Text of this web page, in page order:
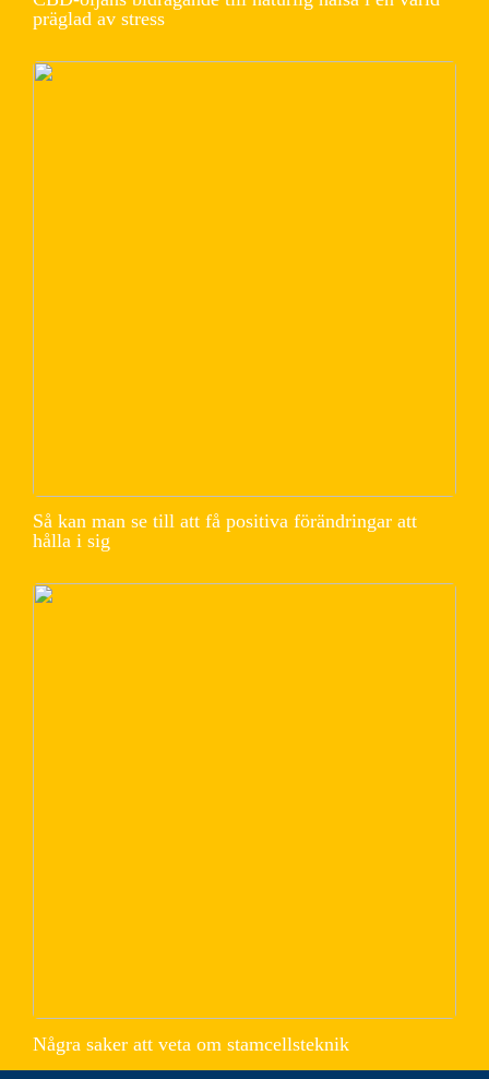
präglad av stress
Så kan man se till att få positiva förändringar att
hålla i sig
Några saker att veta om stamcellsteknik